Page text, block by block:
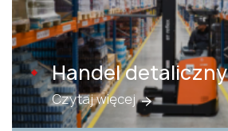
Handel detaliczny
Czytaj więcej